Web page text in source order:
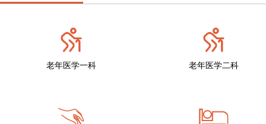
老年医学一科 老年医学二科